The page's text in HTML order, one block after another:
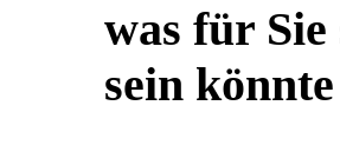
was für Sie
sein könnte